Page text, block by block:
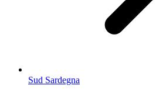
Sud Sardegna